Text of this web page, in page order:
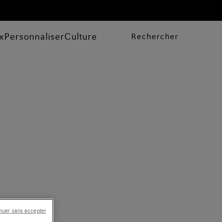
PersonnaliserCulture Rechercher
sans accepter